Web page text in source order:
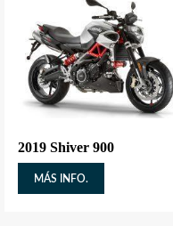
2019 Shiver 900
MÁS INFO.